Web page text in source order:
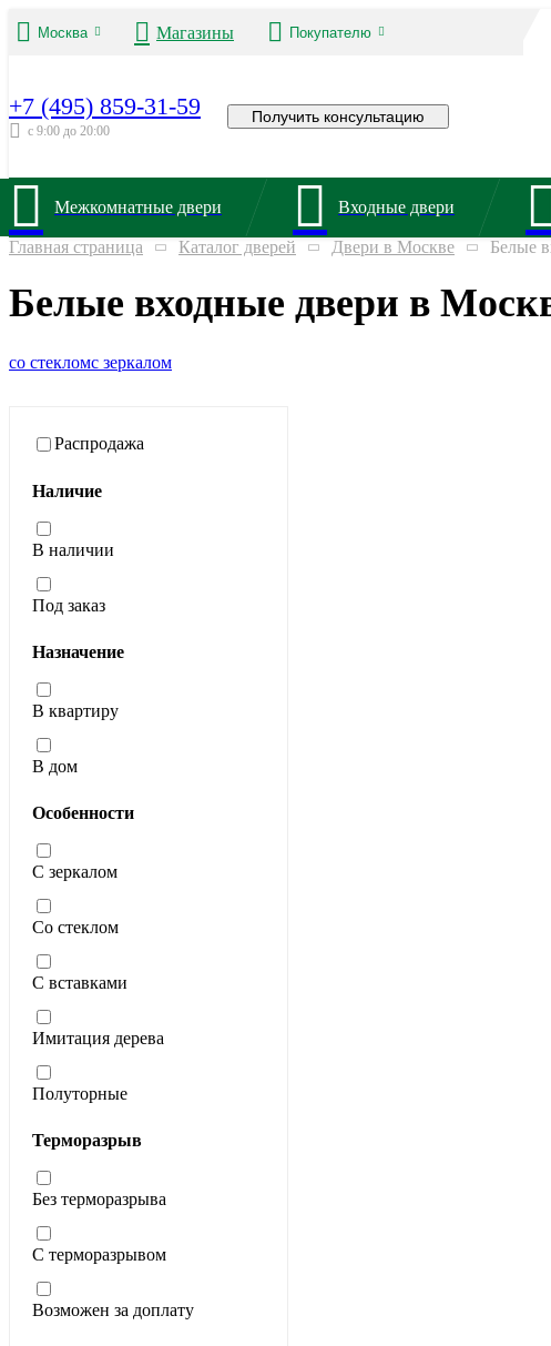
Москва Магазины Покупателю
+7 (495) 859-31-59
с 9:00 до 20:00
Получить консультацию
Межкомнатные двери Входные двери
Главная страница Каталог дверей Двери в Москве Белые
Белые входные двери в
со стекломс зеркалом
Распродажа
Наличие
В наличии
Под заказ
Назначение
В квартиру
В дом
Особенности
С зеркалом
Со стеклом
С вставками
Имитация дерева
Полуторные
Терморазрыв
Без терморазрыва
С терморазрывом
Возможен за доплату